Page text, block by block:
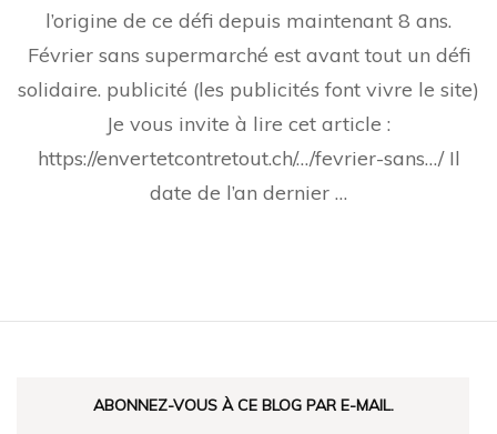
l’origine de ce défi depuis maintenant 8 ans.
Février sans supermarché est avant tout un défi
solidaire. publicité (les publicités font vivre le site)
Je vous invite à lire cet article :
https://envertetcontretout.ch/…/fevrier-sans…/ Il
date de l’an dernier …
ABONNEZ-VOUS À CE BLOG PAR E-MAIL.